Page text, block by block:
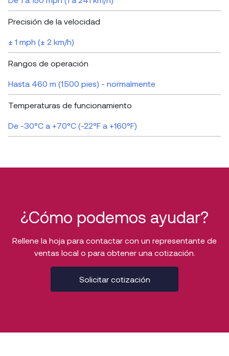
Precisión de la velocidad
± 1 mph (± 2 km/h)
Rangos de operación
Hasta 460 m (1.500 pies) - normalmente
Temperaturas de funcionamiento
De -30°C a +70°C (-22°F a +160°F)
¿Cómo podemos ayudar?
Rellene la hoja para contactar con un representante de
ventas local o para obtener una cotización.
Solicitar cotización